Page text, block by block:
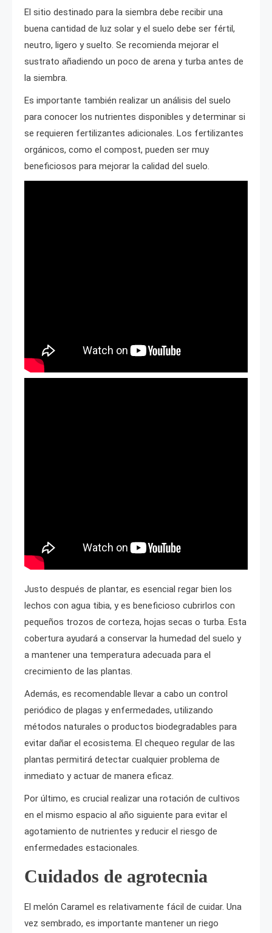
El sitio destinado para la siembra debe recibir una
buena cantidad de luz solar y el suelo debe ser fértil,
neutro, ligero y suelto. Se recomienda mejorar el
sustrato añadiendo un poco de arena y turba antes de
la siembra.
Es importante también realizar un análisis del suelo
para conocer los nutrientes disponibles y determinar si
se requieren fertilizantes adicionales. Los fertilizantes
orgánicos, como el compost, pueden ser muy
beneficiosos para mejorar la calidad del suelo.
Justo después de plantar, es esencial regar bien los
lechos con agua tibia, y es beneficioso cubrirlos con
pequeños trozos de corteza, hojas secas o turba. Esta
cobertura ayudará a conservar la humedad del suelo y
a mantener una temperatura adecuada para el
crecimiento de las plantas.
Además, es recomendable llevar a cabo un control
periódico de plagas y enfermedades, utilizando
métodos naturales o productos biodegradables para
evitar dañar el ecosistema. El chequeo regular de las
plantas permitirá detectar cualquier problema de
inmediato y actuar de manera eficaz.
Por último, es crucial realizar una rotación de cultivos
en el mismo espacio al año siguiente para evitar el
agotamiento de nutrientes y reducir el riesgo de
enfermedades estacionales.
Cuidados de agrotecnia
El melón Caramel es relativamente fácil de cuidar. Una
vez sembrado, es importante mantener un riego